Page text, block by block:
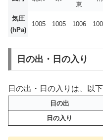
東
気圧
(hPa)
1005 1005 1006
日の出・日の入り
日の出・日の入りは、以
日の出
日の入り